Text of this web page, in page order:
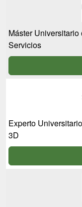
Máster
Servicios
Experto
3D